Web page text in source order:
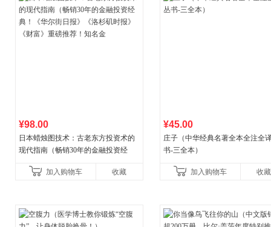
¥98.00
日本蜡烛图技术：古老东方投资术的
现代指南（畅销30年的金融投资经
《财富》重磅推荐！知名金
加入购物车 收藏
¥45.00
庄子（中华经典名著全本全注全
书-三全本）
加入购物车 收藏